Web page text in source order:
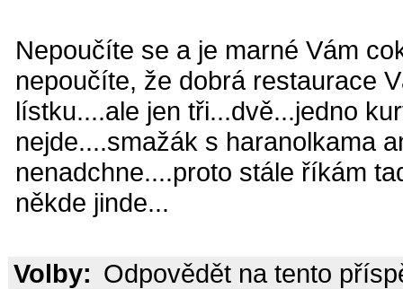
Nepoučíte se a je marné Vám
nepoučíte, že dobrá restaurace
lístku....ale jen tři...dvě...jedno
nejde....smažák s haranolkama
nenadchne....proto stále říkám
někde jinde...
Volby: Odpovědět na tento